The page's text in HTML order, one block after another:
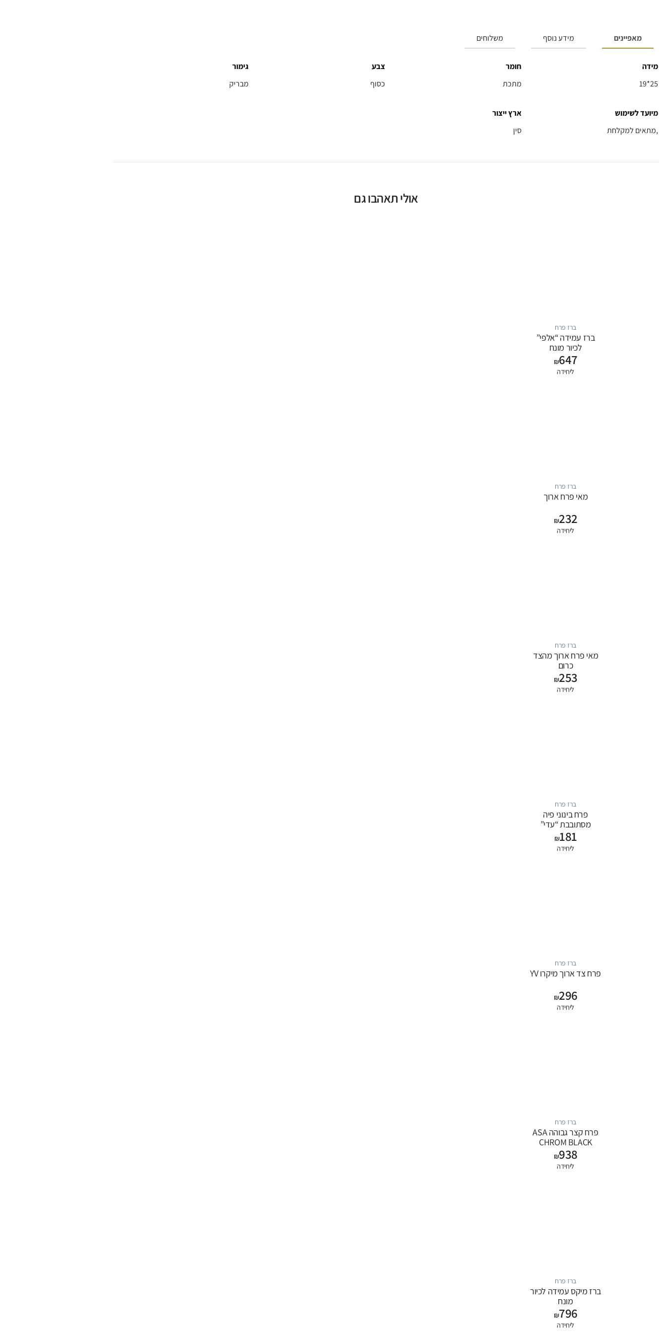
מאפיינים מידע נוסף משלוחים
מידה
19*25
חומר
מתכת
צבע
כסוף
גימור
מבריק
מיועד לשימוש
מתאים למקלחת,
ארץ ייצור
סין
אולי תאהבו גם
ברז פרח
ברז עמידה “אלפי”
לכיור מונח
₪647
ליחידה
ברז פרח
מאי פרח ארוך
₪232
ליחידה
ברז פרח
מאי פרח ארוך מהצד
כרום
₪253
ליחידה
ברז פרח
פרח בינוני פיה
מסתובבת “עדי”
₪181
ליחידה
ברז פרח
פרח צד ארוך מיקרו YV
₪296
ליחידה
ברז פרח
פרח קצר גבוהה ASA
CHROM BLACK
₪938
ליחידה
ברז פרח
ברז מיקס עמידה לכיור
מונח
₪796
ליחידה